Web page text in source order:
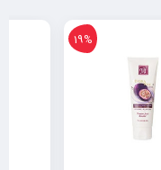
19%